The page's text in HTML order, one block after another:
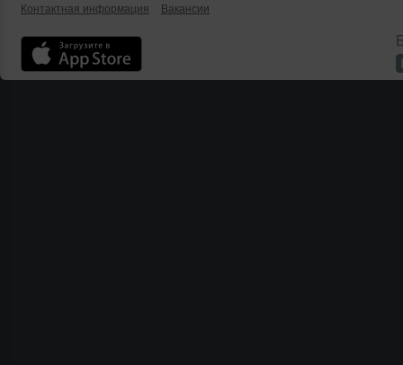
Контактная информация
Вакансии